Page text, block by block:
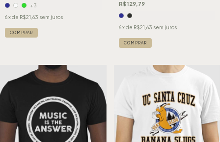
+3
6x de R$21,63 sem juros
COMPRAR
R$129,79
6 x de R$21,63 sem juros
COMPRAR